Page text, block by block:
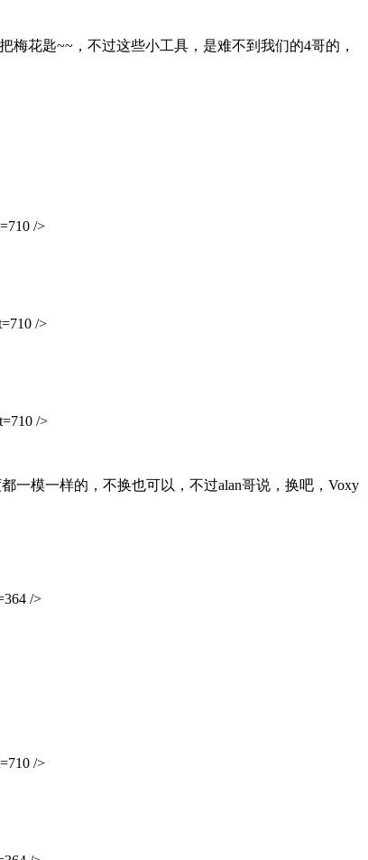
花匙~~，不过这些小工具，是难不到我们的4哥的，
/>
/>
/>
模一样的，不换也可以，不过alan哥说，换吧，Voxy
/>
/>